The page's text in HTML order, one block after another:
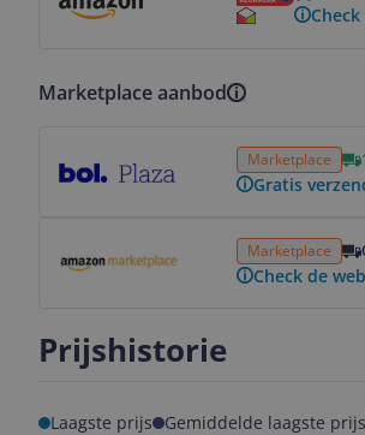
Marketplace aanbod
Marketplace
Gratis
Marketplace
Check de
Prijshistorie
Laagste prijs Gemiddelde laagste prijs